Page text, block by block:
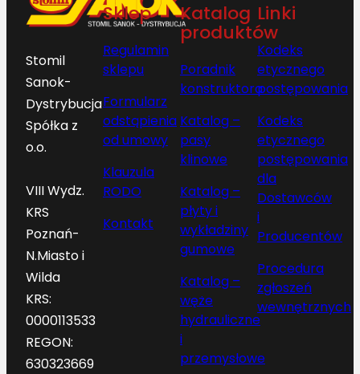
Stomil
Sanok-
Dystrybucja
Spółka z
o.o.
VIII Wydz.
KRS
Poznań-
N.Miasto i
Wilda
KRS:
0000113533
REGON:
630323669
Sklep
Regulamin
sklepu
Formularz
odstąpienia
od umowy
Klauzula
RODO
Kontakt
Katalog
produktów
Poradnik
konstruktora
Katalog –
pasy
klinowe
Katalog –
płyty i
wykładziny
gumowe
Katalog –
węże
hydrauliczne
i
przemysłowe
Linki
Kodeks
etycznego
postępowania
Kodeks
etycznego
postępowania
dla
Dostawców
i
Producentów
Procedura
zgłoszeń
wewnętrznych